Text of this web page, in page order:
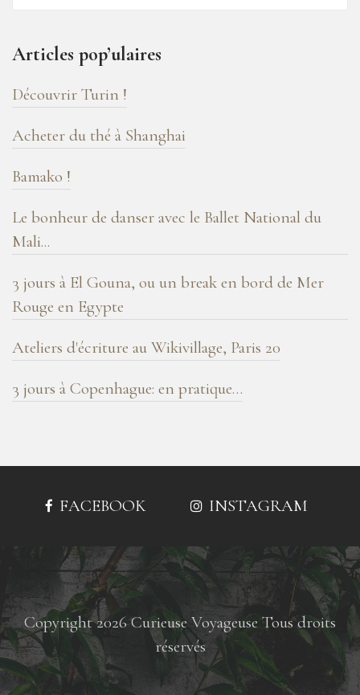
de
blog
!
Articles pop’ulaires
Découvrir Turin !
Acheter du thé à Shanghai
Bamako !
Le bonheur de danser avec le Ballet National du
Mali...
3 jours à El Gouna, ou un break en bord de Mer
Rouge en Egypte
Ateliers d'écriture au Wikivillage, Paris 20
3 jours à Copenhague: en pratique…
FACEBOOK INSTAGRAM
Copyright 2026 Curieuse Voyageuse Tous droits
réservés